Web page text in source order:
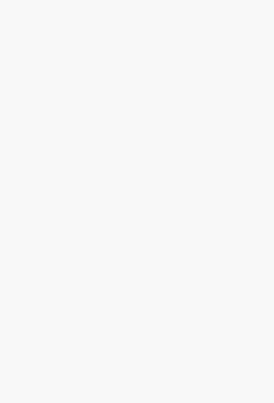
välilehdessä